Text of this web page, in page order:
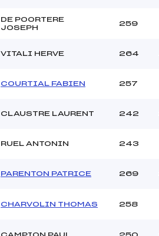
DE POORTERE
JOSEPH
259
VITALI HERVE 264
COURTIAL FABIEN 257
CLAUSTRE LAURENT 242
RUEL ANTONIN 243
PARENTON PATRICE 269
CHARVOLIN THOMAS 258